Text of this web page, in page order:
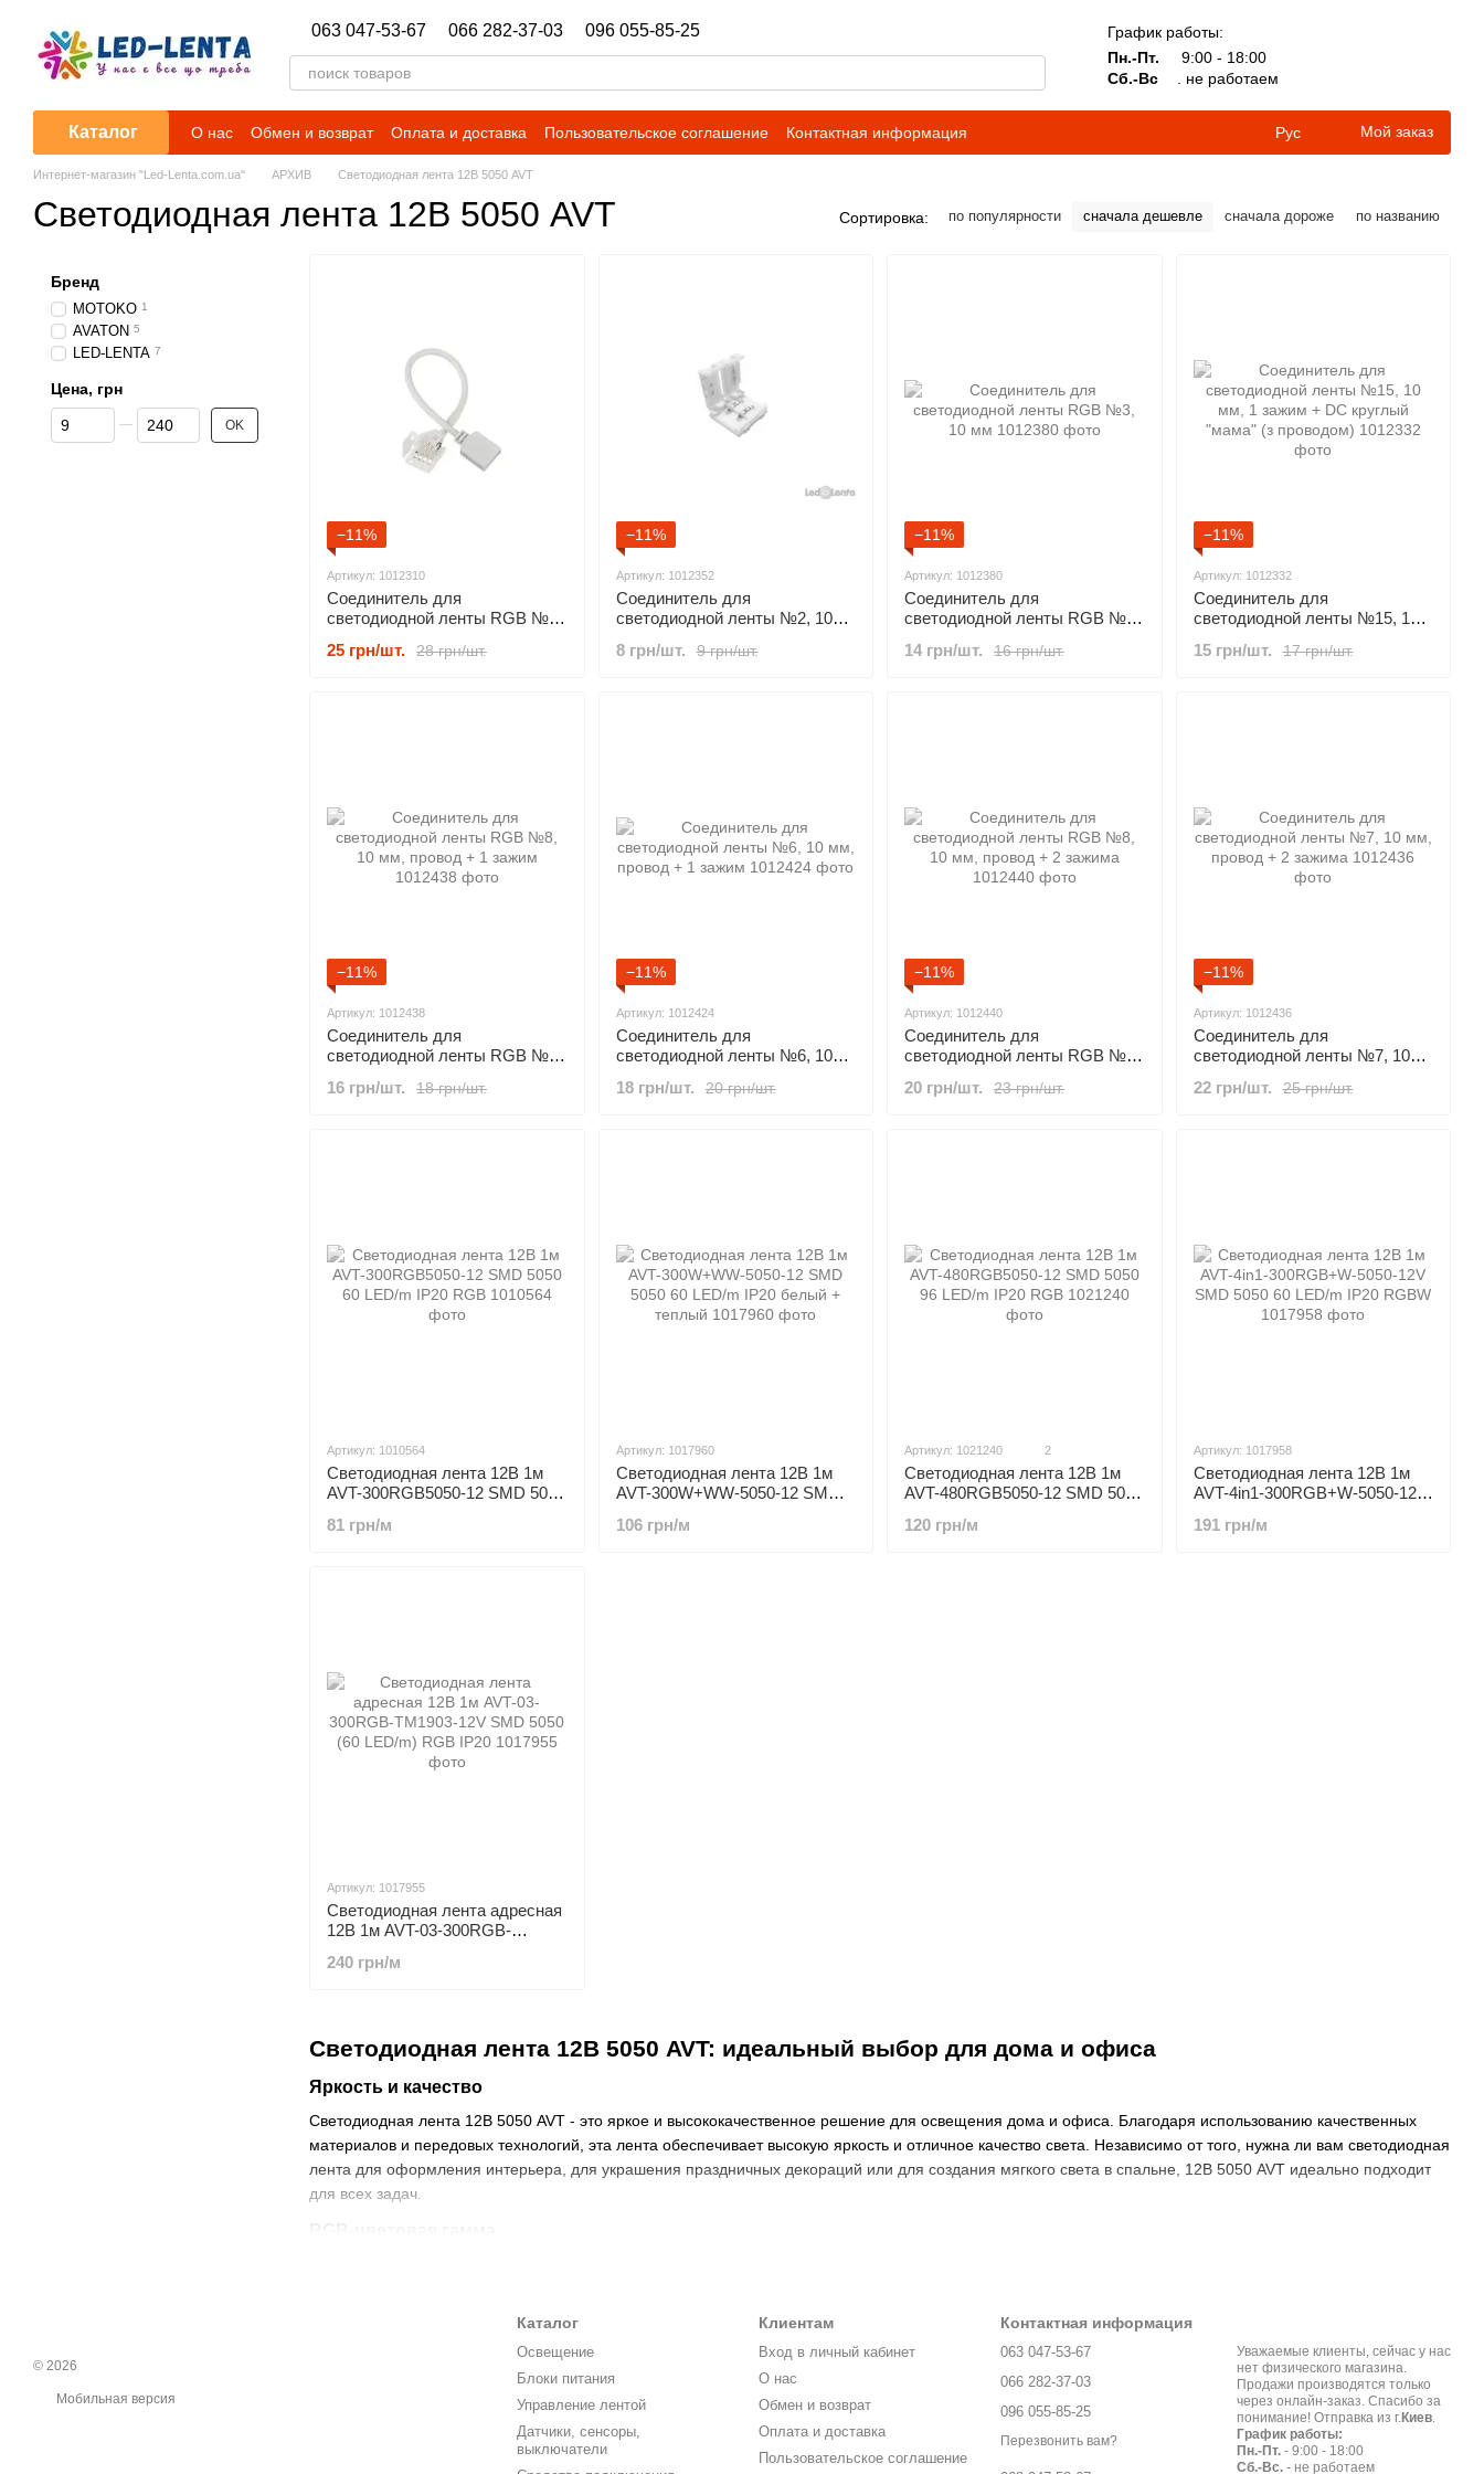
063 047-53-67 066 282-37-03 096 055-85-25
График работы:
Пн.-Пт.
9:00 - 18:00
Сб.-Вс
. не работаем
Каталог О нас Обмен и возврат Оплата и доставка Пользовательское соглашение
Контактная информация
Гарантийные обязательства
Новости
Рус Мой заказ
Интернет-магазин "Led-Lenta.com.ua" АРХИВ Светодиодная лента 12В 5050 AVT
Светодиодная лента 12В 5050 AVT Сортировка: по популярности сначала дешевле сначала дороже по названию
Светодиодная лента 12В 5050 AVT: идеальный выбор для дома и офиса
Яркость и качество
Светодиодная лента 12В 5050 AVT - это яркое и высококачественное решение для освещения дома и офиса. Благодаря использованию качественных
материалов и передовых технологий, эта лента обеспечивает высокую яркость и отличное качество света. Независимо от того, нужна ли вам светодиодная
лента для оформления интерьера, для украшения праздничных декораций или для создания мягкого света в спальне, 12В 5050 AVT идеально подходит
для всех задач.
Светодиодная лента 12В 5050 AVT легко устанавливается, не требуя специальных навыков и инструментов. Вы можете легко закрепить ленту на нужном
месте благодаря 3М клею, который уже установлен на обратной стороне ленты. Кроме того, лента легко обрезается на нужную длину и подключается к
источнику питания 12В, что делает ее очень удобной в использовании.
−11%
Артикул: 1012310
Соединитель для
светодиодной ленты RGB №8,
28 грн/шт.
25 грн/шт.
−11%
Артикул: 1012352
Соединитель для
светодиодной ленты №2, 10
9 грн/шт.
8 грн/шт.
−11%
Артикул: 1012380
Соединитель для
светодиодной ленты RGB №3,
16 грн/шт.
14 грн/шт.
−11%
Артикул: 1012332
Соединитель для
светодиодной ленты №15, 10
"мама" (з проводом)
17 грн/шт.
15 грн/шт.
−11%
Артикул: 1012438
Соединитель для
светодиодной ленты RGB №8,
18 грн/шт.
16 грн/шт.
−11%
Артикул: 1012424
Соединитель для
светодиодной ленты №6, 10
20 грн/шт.
18 грн/шт.
−11%
Артикул: 1012440
Соединитель для
светодиодной ленты RGB №8,
23 грн/шт.
20 грн/шт.
−11%
Артикул: 1012436
Соединитель для
светодиодной ленты №7, 10
25 грн/шт.
22 грн/шт.
Артикул: 1010564
Светодиодная лента 12В 1м
AVT-300RGB5050-12 SMD 5050
81 грн/м
Артикул: 1017960
Светодиодная лента 12В 1м
AVT-300W+WW-5050-12 SMD
теплый
106 грн/м
Артикул: 1021240 2
Светодиодная лента 12В 1м
AVT-480RGB5050-12 SMD 5050
120 грн/м
Артикул: 1017958
Светодиодная лента 12В 1м
AVT-4in1-300RGB+W-5050-12V
RGBW
191 грн/м
Артикул: 1017955
Светодиодная лента адресная
12В 1м AVT-03-300RGB-
LED/m) RGB IP20
240 грн/м
Бренд
MOTOKO 1
AVATON 5
LED-LENTA 7
Цена, грн
От Цена, грн
До Цена, грн OK
© 2026
Мобильная версия
Каталог
Освещение
Блоки питания
Управление лентой
Датчики, сенсоры,
выключатели
Клиентам
Вход в личный кабинет
О нас
Обмен и возврат
Оплата и доставка
Пользовательское соглашение
Контактная информация
063 047-53-67
066 282-37-03
096 055-85-25
Перезвонить вам?
Уважаемые клиенты, сейчас у нас
нет физического магазина.
Продажи производятся только
через онлайн-заказ. Спасибо за
понимание! Отправка из г.Киев.
График работы:
Пн.-Пт. - 9:00 - 18:00
Сб.-Вс. - не работаем